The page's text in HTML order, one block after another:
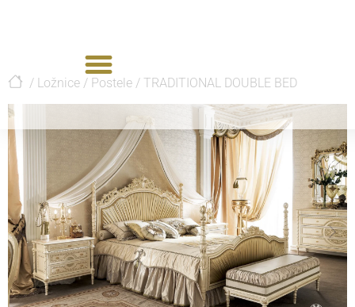
/ Ložnice / Postele / TRADITIONAL DOUBLE BED